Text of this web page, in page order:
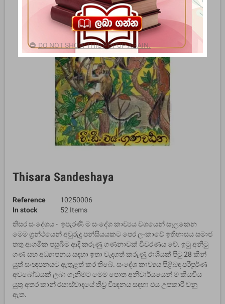
Thisara Sandeshaya
Reference
10250006
In stock
52 Items
තිසර සංදේශය - ඉපැරණි ම සංදේශ කාව්‍යය වශයෙන් සැලකෙන
මෙම ග‍්‍රන්‍ථයෙන් අවුරුදු පන්සියයකට පෙර ලංකාවේ ඉතිහාසය සමාජ
තතු ආගමික පසුබිම ආදී කරුණු ගණනාවක් විවරණය වේ. ඉටු අනිටු
ගණ සහ අධ්‍යාපනය සඳහා ඉතා වැදගත් කරුණු රාශියක් පිටු 28 කින්
යුත් සංඥාපනයට ඇතුළත් කර තිබේ. සංදේශ කාව්‍යය පිළිබඳ පරිපූර්ණ
අවබෝධයක් ලබා ගැනීමට මෙම පොත අනිවාර්යයෙන් ම කියවිය
යුතු අතර කාන්‍ රසාස්වාදයේ තීව‍්‍ර වින්‍දනය සඳහා එය උපකාරී වනු
ඇත.
DO NOT SHOW THIS POPUP AGAIN.